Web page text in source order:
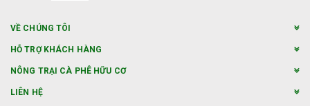
VỀ CHÚNG TÔI
HỖ TRỢ KHÁCH HÀNG
NÔNG TRẠI CÀ PHÊ HỮU CƠ
LIÊN HỆ